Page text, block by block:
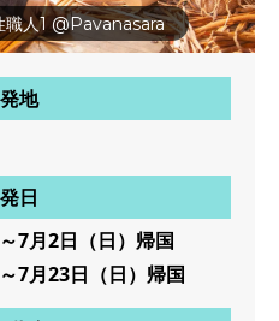
職人1 @Pavanasara
地
日
7月2日（日）帰国
7月23日（日）帰国